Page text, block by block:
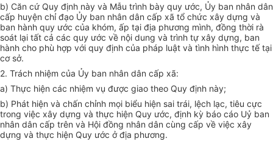
b) Căn cứ Quy định này và Mẫu trình bày quy ước, Ủy ban nhân dân
cấp huyện chỉ đạo Ủy ban nhân dân cấp xã tổ chức xây dựng và
ban hành quy ước của khóm, ấp tại địa phương mình, đồng thời rà
soát lại tất cả các quy ước về nội dung và trình tự xây dựng, ban
hành cho phù hợp với quy định của pháp luật và tình hình thực tế tại
cơ sở.
2. Trách nhiệm của Ủy ban nhân dân cấp xã:
a) Thực hiện các nhiệm vụ được giao theo Quy định này;
b) Phát hiện và chấn chỉnh mọi biểu hiện sai trái, lệch lạc, tiêu cực
trong việc xây dựng và thực hiện Quy ước, định kỳ báo cáo Uỷ ban
nhân dân cấp trên và Hội đồng nhân dân cùng cấp về việc xây
dựng và thực hiện Quy ước ở địa phương.